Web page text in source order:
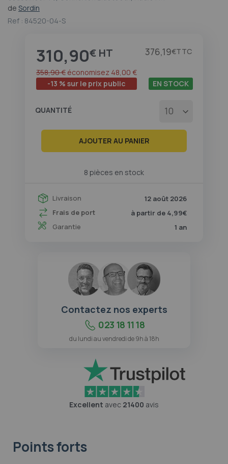
de Sordin
Ref : 84520-04-S
Prix
310,90€ 376,19€
-13 % sur le prix public
358,90 € économisez 48,00 €
8 pièces en stock
EN STOCK
Livraison
12 août 2026
Frais de port
à partir de 4,99€
Garantie
1 an
QUANTITÉ
AJOUTER AU PANIER
au
de
d’images
Contactez nos experts
023 18 11 18
du lundi au vendredi de 9h à 18h
Excellent avec 21400 avis
Points forts